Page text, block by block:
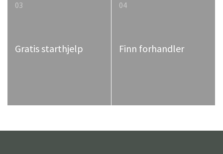
03
Gratis starthjelp
04
Finn forhandler